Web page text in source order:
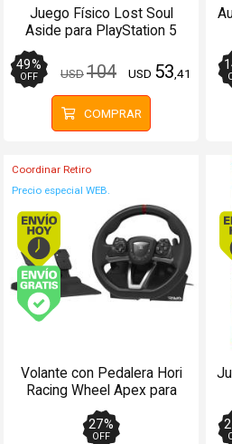
Juego Físico Lost Soul
Aside para PlayStation 5
49%
OFF USD104 USD 53,41
COMPRAR
Coordinar Retiro
Precio especial WEB.
Envío hoy. Comprando
Envío gratis (Ver Envíos y
Volante con Pedalera Hori
Racing Wheel Apex para
PS5PS4PC
27%
OFF